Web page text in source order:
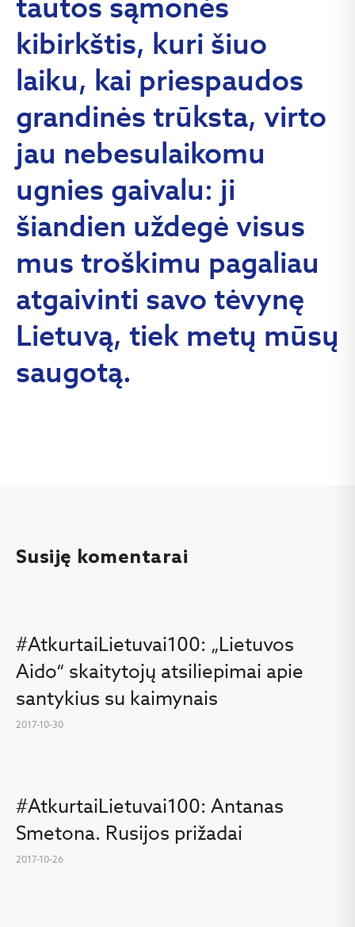
kibirkštis, kuri šiuo
laiku, kai priespaudos
grandinės trūksta, virto
jau nebesulaikomu
ugnies gaivalu: ji
šiandien uždegė visus
mus troškimu pagaliau
atgaivinti savo tėvynę
Lietuvą, tiek metų mūsų
saugotą.
Susiję komentarai
#AtkurtaiLietuvai100: „Lietuvos
Aido“ skaitytojų atsiliepimai apie
santykius su kaimynais
2017-10-30
#AtkurtaiLietuvai100: Antanas
Smetona. Rusijos prižadai
2017-10-26